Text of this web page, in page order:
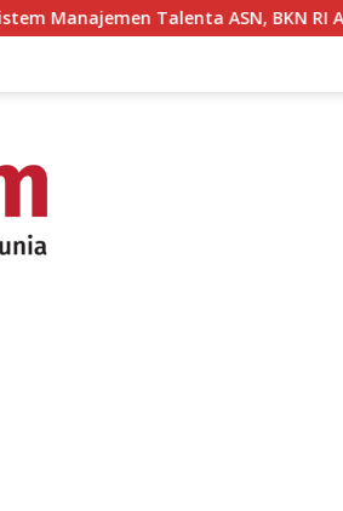
Talenta ASN, BKN RI Apresiasi